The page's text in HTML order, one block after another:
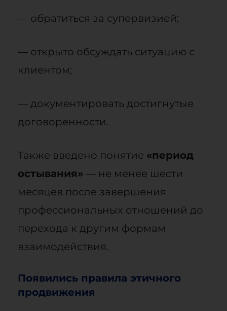
— обратиться за супервизией;
— открыто обсуждать ситуацию с
клиентом;
— документировать достигнутые
договоренности.
Также введено понятие «период
остывания» — не менее шести
месяцев после завершения
профессиональных отношений до
перехода к другим формам
взаимодействия.
Появились правила этичного
продвижения